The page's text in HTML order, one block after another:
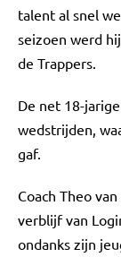
talent al snel
seizoen werd
de Trappers.
De net 18-
wedstrijden,
gaf.
Coach Theo
verblijf van
ondanks zijn